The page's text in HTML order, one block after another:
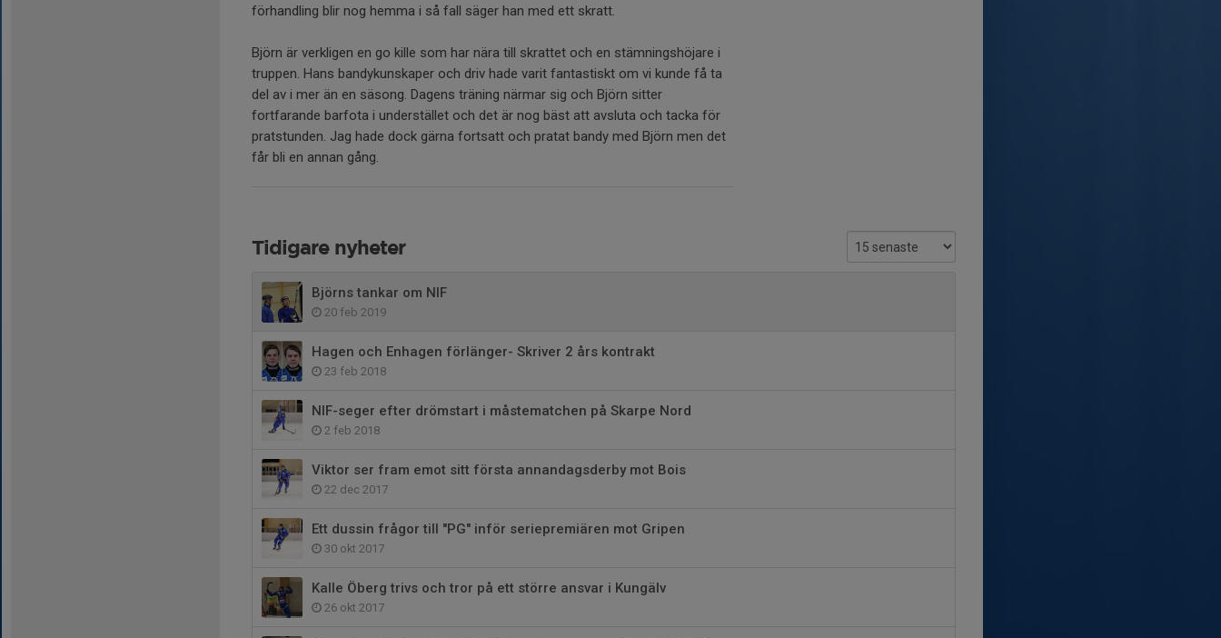
förhandling blir nog hemma i så fall säger han med ett skratt.
Björn är verkligen en go kille som har nära till skrattet och en stämningshöjare i
truppen. Hans bandykunskaper och driv hade varit fantastiskt om vi kunde få ta
del av i mer än en säsong. Dagens träning närmar sig och Björn sitter
fortfarande barfota i understället och det är nog bäst att avsluta och tacka för
pratstunden. Jag hade dock gärna fortsatt och pratat bandy med Björn men det
får bli en annan gång.
Tidigare nyheter
Björns tankar om NIF
20 feb 2019
Hagen och Enhagen förlänger- Skriver 2 års kontrakt
23 feb 2018
NIF-seger efter drömstart i måstematchen på Skarpe Nord
2 feb 2018
Viktor ser fram emot sitt första annandagsderby mot Bois
22 dec 2017
Ett dussin frågor till "PG" inför seriepremiären mot Gripen
30 okt 2017
Kalle Öberg trivs och tror på ett större ansvar i Kungälv
26 okt 2017